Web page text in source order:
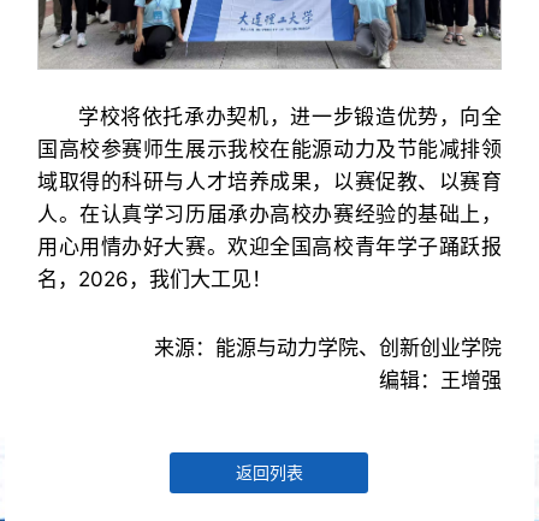
学校将依托承办契机，进一步锻造优势，向全
国高校参赛师生展示我校在能源动力及节能减排领
域取得的科研与人才培养成果，以赛促教、以赛育
人。在认真学习历届承办高校办赛经验的基础上，
用心用情办好大赛。欢迎全国高校青年学子踊跃报
名，2026，我们大工见！
来源：能源与动力学院、创新创业学院
编辑：王增强
返回列表